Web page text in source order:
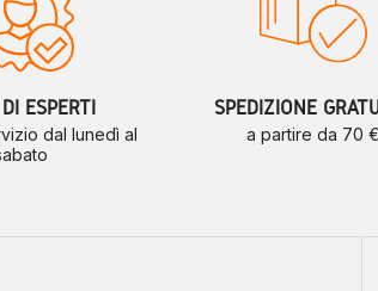
ESPERTI
dal lunedì al
SPEDIZIONE
a partire da 70 €